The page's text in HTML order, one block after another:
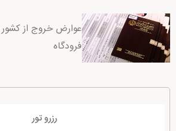
عوارض خروج از
فرودگاه
رزرو تور